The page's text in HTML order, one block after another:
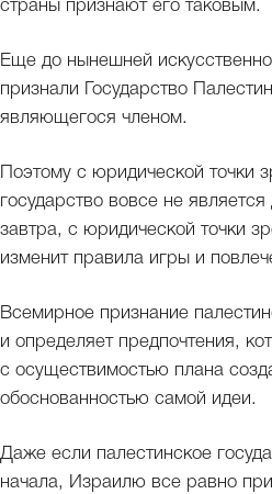
страны признают его таковым.
Еще до нынешней
признали Государство
являющегося членом.
Поэтому с юридической точки
государство вовсе не
завтра, с юридической точки
изменит правила игры и
Всемирное признание
и определяет предпочтения,
с осуществимостью плана
обоснованностью самой идеи.
Даже если палестинское
начала, Израилю все равно